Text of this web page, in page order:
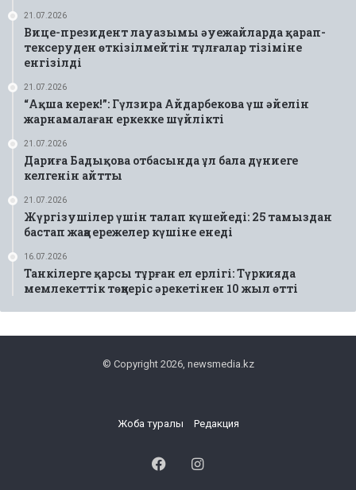
21.07.2026
Вице-президент лауазымы әуежайларда қарап-
тексеруден өткізілмейтін тұлғалар тізіміне
енгізілді
21.07.2026
“Ақша керек!”: Гүлзира Айдарбекова үш әйелін
жарнамалаған еркекке шүйлікті
21.07.2026
Дариға Бадықова отбасында ұл бала дүниеге
келгенін айтты
21.07.2026
Жүргізушілер үшін талап күшейеді: 25 тамыздан
бастап жаңа ережелер күшіне енеді
16.07.2026
Танкілерге қарсы тұрған ел ерлігі: Түркияда
мемлекеттік төңкеріс әрекетінен 10 жыл өтті
© Copyright 2026, newsmedia.kz
Жоба туралы Редакция
FacebookInstagram